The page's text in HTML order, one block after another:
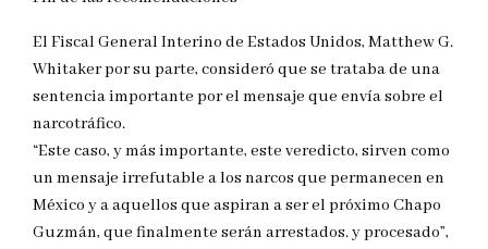
El Fiscal General Interino de Estados Unidos, Matthew G.
Whitaker por su parte, consideró que se trataba de una
sentencia importante por el mensaje que envía sobre el
narcotráfico.
“Este caso, y más importante, este veredicto, sirven como
un mensaje irrefutable a los narcos que permanecen en
México y a aquellos que aspiran a ser el próximo Chapo
Guzmán, que finalmente serán arrestados. y procesado”,